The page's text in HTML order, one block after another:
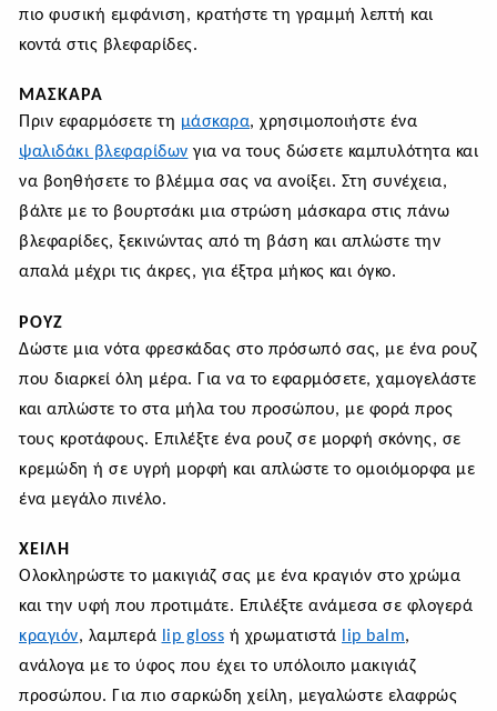
πιο φυσική εμφάνιση, κρατήστε τη γραμμή λεπτή και
κοντά στις βλεφαρίδες.
ΜΆΣΚΑΡΑ
Πριν εφαρμόσετε τη μάσκαρα, χρησιμοποιήστε ένα
ψαλιδάκι βλεφαρίδων για να τους δώσετε καμπυλότητα και
να βοηθήσετε το βλέμμα σας να ανοίξει. Στη συνέχεια,
βάλτε με το βουρτσάκι μια στρώση μάσκαρα στις πάνω
βλεφαρίδες, ξεκινώντας από τη βάση και απλώστε την
απαλά μέχρι τις άκρες, για έξτρα μήκος και όγκο.
ΡΟΥΖ
Δώστε μια νότα φρεσκάδας στο πρόσωπό σας, με ένα ρουζ
που διαρκεί όλη μέρα. Για να το εφαρμόσετε, χαμογελάστε
και απλώστε το στα μήλα του προσώπου, με φορά προς
τους κροτάφους. Επιλέξτε ένα ρουζ σε μορφή σκόνης, σε
κρεμώδη ή σε υγρή μορφή και απλώστε το ομοιόμορφα με
ένα μεγάλο πινέλο.
ΧΕΊΛΗ
Ολοκληρώστε το μακιγιάζ σας με ένα κραγιόν στο χρώμα
και την υφή που προτιμάτε. Επιλέξτε ανάμεσα σε φλογερά
κραγιόν, λαμπερά lip gloss ή χρωματιστά lip balm,
ανάλογα με το ύφος που έχει το υπόλοιπο μακιγιάζ
προσώπου. Για πιο σαρκώδη χείλη, μεγαλώστε ελαφρώς